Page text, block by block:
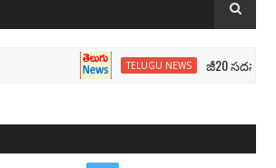
TELUGU NEWS జీ20 సదస్సు.. మోదీ